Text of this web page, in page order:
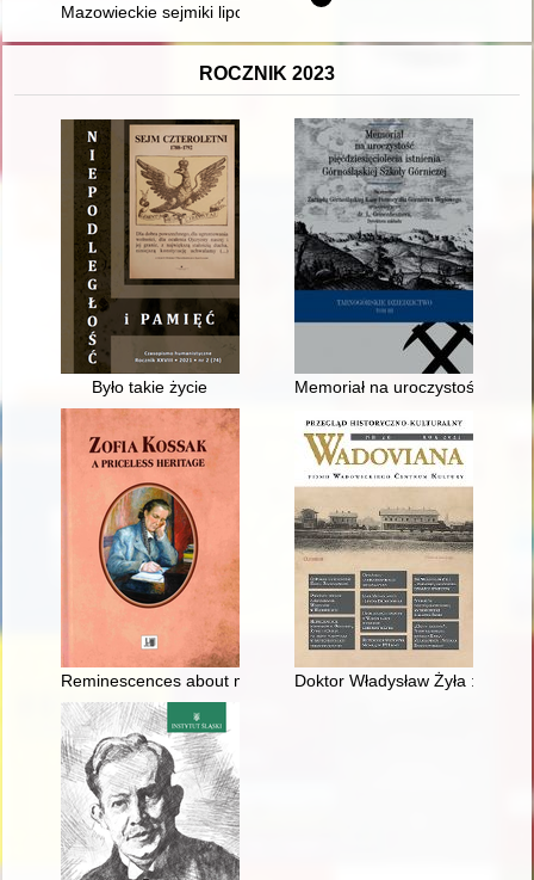
Mazowieckie sejmiki lipcowe w 1733 roku wobec kandydatury
ROCZNIK 2023
Było takie życie Memoriał na uroczystość
Reminescences about my grandmother - Zofia Kossak
Doktor Władysław Żyła :